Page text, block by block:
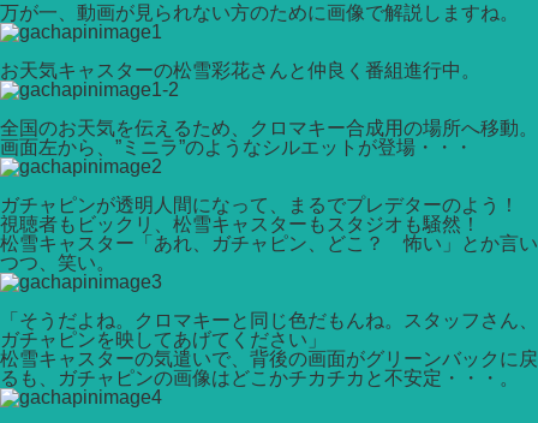
万が一、動画が見られない方のために画像で解説しますね。
お天気キャスターの松雪彩花さんと仲良く番組進行中。
全国のお天気を伝えるため、クロマキー合成用の場所へ移動。
画面左から、”ミニラ”のようなシルエットが登場・・・
ガチャピンが透明人間になって、まるでプレデターのよう！
視聴者もビックリ、松雪キャスターもスタジオも騒然！
松雪キャスター「あれ、ガチャピン、どこ？ 怖い」とか言い
つつ、笑い。
「そうだよね。クロマキーと同じ色だもんね。スタッフさん、
ガチャピンを映してあげてください」
松雪キャスターの気遣いで、背後の画面がグリーンバックに戻
るも、ガチャピンの画像はどこかチカチカと不安定・・・。